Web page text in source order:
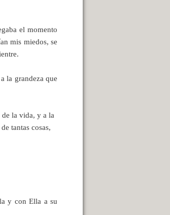
el momento
mis miedos, se
la grandeza que
de la vida, y a la
tantas cosas,
y con Ella a su